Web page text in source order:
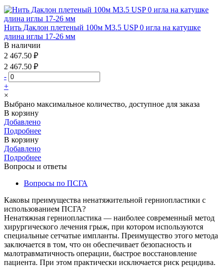
Нить Даклон плетеный 100м М3.5 USP 0 игла на катушке
длина иглы 17-26 мм
В наличии
2 467.50 ₽
2 467.50 ₽
-
+
×
Выбрано максимальное количество, доступное для заказа
В корзину
Добавлено
Подробнее
В корзину
Добавлено
Подробнее
Вопросы и ответы
Вопросы по ПСГА
Каковы преимущества ненатяжительной герниопластики с
использованием ПСГА?
Ненатяжная герниопластика — наиболее современный метод
хирургического лечения грыж, при котором используются
специальные сетчатые импланты. Преимущество этого метода
заключается в том, что он обеспечивает безопасность и
малотравматичность операции, быстрое восстановление
пациента. При этом практически исключается риск рецидива.